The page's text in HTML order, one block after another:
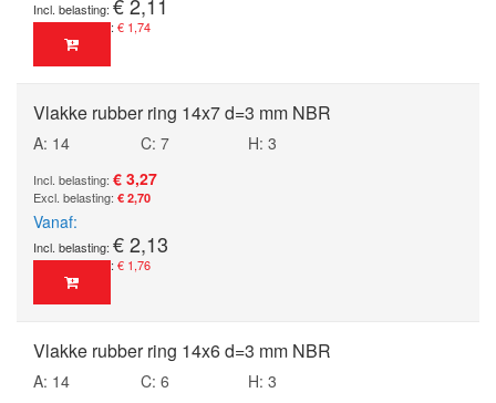
€ 1,74
Vlakke rubber ring 14x7 d=3 mm NBR
A: 14 C: 7
H: 3
€ 3,27
€ 2,70
Vanaf
€ 2,13
€ 1,76
Vlakke rubber ring 14x6 d=3 mm NBR
A: 14 C: 6
H: 3